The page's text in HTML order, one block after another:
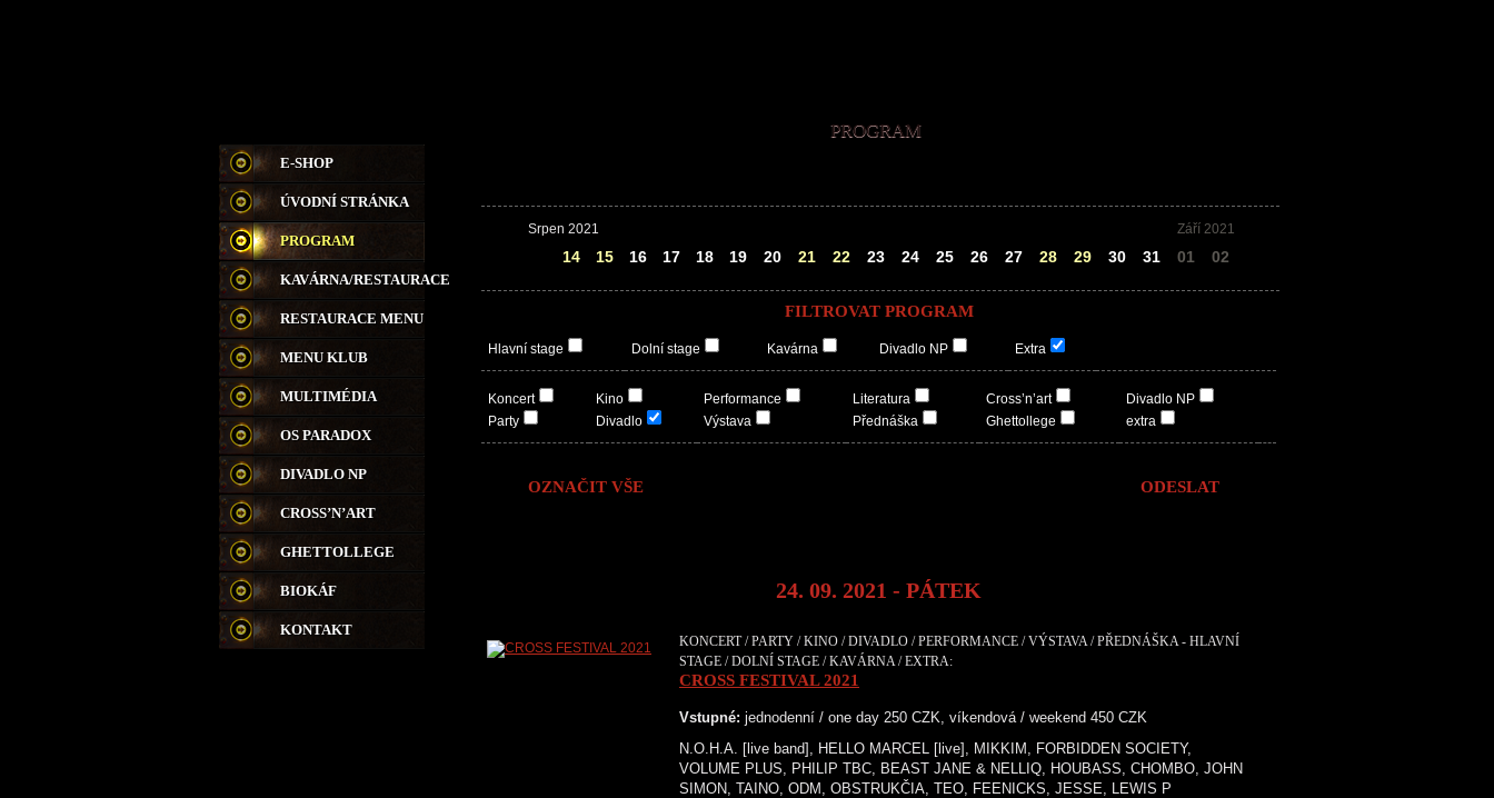
E-SHOP
ÚVODNÍ STRÁNKA
PROGRAM
KAVÁRNA/RESTAURACE
RESTAURACE MENU
MENU KLUB
MULTIMÉDIA
OS PARADOX
DIVADLO NP
CROSS’N’ART
GHETTOLLEGE
BIOKÁF
KONTAKT
PROGRAM
Srpen 2021
14 15 16 17 18 19 20 21 22 23 24 25 26 27 28 29 30 31
Září 2021
01 02
FILTROVAT PROGRAM
Hlavní stage Dolní stage Kavárna Divadlo NP Extra
Koncert
Party
Kino
Divadlo
Performance
Výstava
Literatura
Přednáška
Cross’n’art
Ghettollege
Divadlo NP
extra
OZNAČIT VŠE
24. 09. 2021 - PÁTEK
KONCERT / PARTY / KINO / DIVADLO / PERFORMANCE / VÝSTAVA / PŘEDNÁŠKA - HLAVNÍ
STAGE / DOLNÍ STAGE / KAVÁRNA / EXTRA:
CROSS FESTIVAL 2021
Vstupné: jednodenní / one day 250 CZK, víkendová / weekend 450 CZK
N.O.H.A. [live band], HELLO MARCEL [live], MIKKIM, FORBIDDEN SOCIETY,
VOLUME PLUS, PHILIP TBC, BEAST JANE & NELLIQ, HOUBASS, CHOMBO, JOHN
SIMON, TAINO, ODM, OBSTRUKČIA, TEO, FEENICKS, JESSE, LEWIS P